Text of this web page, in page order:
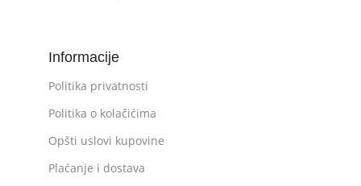
Informacije
Politika privatnosti
Politika o kolačićima
Opšti uslovi kupovine
Plaćanje i dostava